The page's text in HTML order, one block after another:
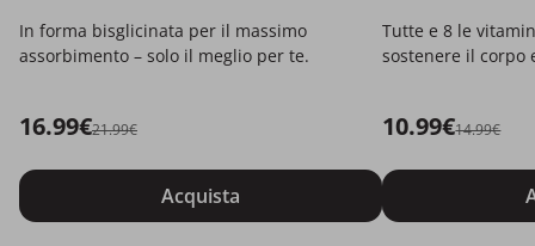
In forma bisglicinata per il massimo
assorbimento – solo il meglio per te.
16.99€21.99€
Acquista
Tutte e 8 le
sostenere il corpo
10.99€14.99€